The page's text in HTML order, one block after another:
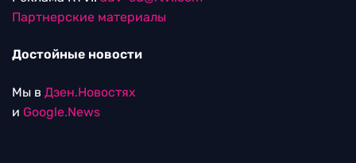
Партнерские материалы
Достойные новости
Мы в Дзен.Новостях
и Google.News